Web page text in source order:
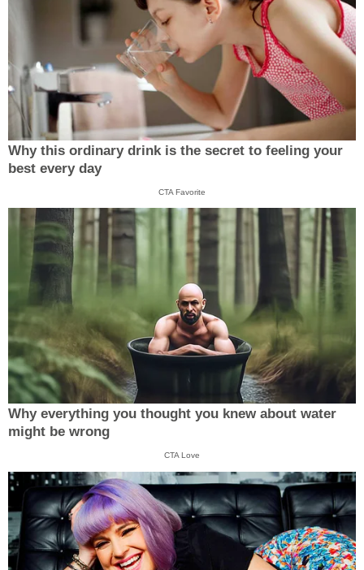
Why this ordinary drink is the secret to feeling your
best every day
CTA Favorite
Why everything you thought you knew about water
might be wrong
CTA Love